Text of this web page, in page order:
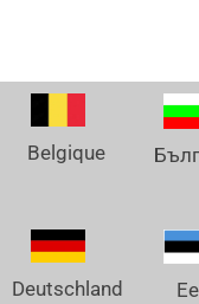
Belgique
Deutschland